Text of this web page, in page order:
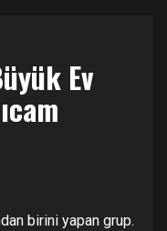
Ev
birini yapan grup.